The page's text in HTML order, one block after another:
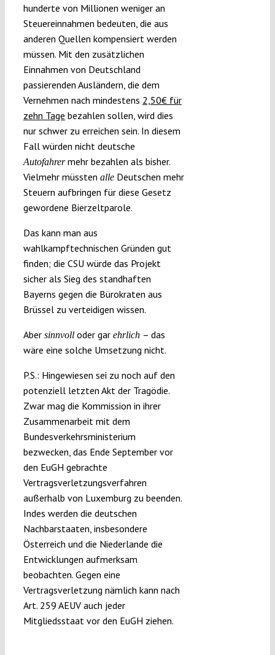
hunderte von Millionen weniger an
Steuereinnahmen bedeuten, die aus
anderen Quellen kompensiert werden
müssen. Mit den zusätzlichen
Einnahmen von Deutschland
passierenden Ausländern, die dem
Vernehmen nach mindestens 2,50€ für
zehn Tage bezahlen sollen, wird dies
nur schwer zu erreichen sein. In diesem
Fall würden nicht deutsche
Autofahrermehr bezahlen als bisher.
Vielmehr müssten alleDeutschen mehr
Steuern aufbringen für diese Gesetz
gewordene Bierzeltparole.
Das kann man aus
wahlkampftechnischen Gründen gut
finden; die CSU würde das Projekt
sicher als Sieg des standhaften
Bayerns gegen die Bürokraten aus
Brüssel zu verteidigen wissen.
Aber sinnvolloder gar ehrlich – das
wäre eine solche Umsetzung nicht.
P.S.: Hingewiesen sei zu noch auf den
potenziell letzten Akt der Tragödie.
Zwar mag die Kommission in ihrer
Zusammenarbeit mit dem
Bundesverkehrsministerium
bezwecken, das Ende September vor
den EuGH gebrachte
Vertragsverletzungsverfahren
außerhalb von Luxemburg zu beenden.
Indes werden die deutschen
Nachbarstaaten, insbesondere
Österreich und die Niederlande die
Entwicklungen aufmerksam
beobachten. Gegen eine
Vertragsverletzung nämlich kann nach
Art. 259 AEUV auch jeder
Mitgliedsstaat vor den EuGH ziehen.